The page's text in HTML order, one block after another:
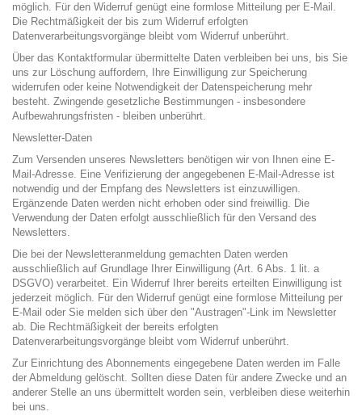
möglich. Für den Widerruf genügt eine formlose Mitteilung per E-Mail.
Die Rechtmäßigkeit der bis zum Widerruf erfolgten
Datenverarbeitungsvorgänge bleibt vom Widerruf unberührt.
Über das Kontaktformular übermittelte Daten verbleiben bei uns, bis Sie
uns zur Löschung auffordern, Ihre Einwilligung zur Speicherung
widerrufen oder keine Notwendigkeit der Datenspeicherung mehr
besteht. Zwingende gesetzliche Bestimmungen - insbesondere
Aufbewahrungsfristen - bleiben unberührt.
Newsletter-Daten
Zum Versenden unseres Newsletters benötigen wir von Ihnen eine E-
Mail-Adresse. Eine Verifizierung der angegebenen E-Mail-Adresse ist
notwendig und der Empfang des Newsletters ist einzuwilligen.
Ergänzende Daten werden nicht erhoben oder sind freiwillig. Die
Verwendung der Daten erfolgt ausschließlich für den Versand des
Newsletters.
Die bei der Newsletteranmeldung gemachten Daten werden
ausschließlich auf Grundlage Ihrer Einwilligung (Art. 6 Abs. 1 lit. a
DSGVO) verarbeitet. Ein Widerruf Ihrer bereits erteilten Einwilligung ist
jederzeit möglich. Für den Widerruf genügt eine formlose Mitteilung per
E-Mail oder Sie melden sich über den "Austragen"-Link im Newsletter
ab. Die Rechtmäßigkeit der bereits erfolgten
Datenverarbeitungsvorgänge bleibt vom Widerruf unberührt.
Zur Einrichtung des Abonnements eingegebene Daten werden im Falle
der Abmeldung gelöscht. Sollten diese Daten für andere Zwecke und an
anderer Stelle an uns übermittelt worden sein, verbleiben diese weiterhin
bei uns.